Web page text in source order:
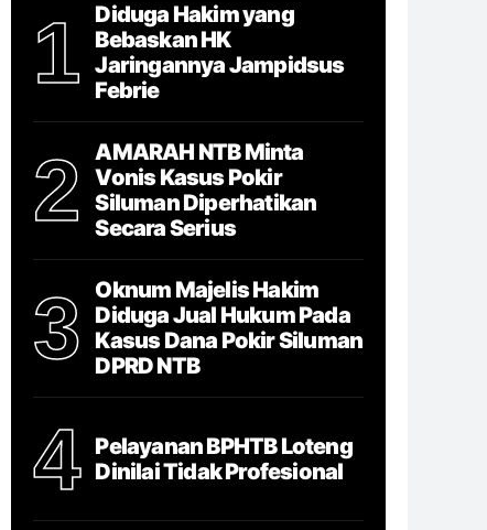
1
Diduga Hakim yang
Bebaskan HK
Jaringannya Jampidsus
Febrie
2
AMARAH NTB Minta
Vonis Kasus Pokir
Siluman Diperhatikan
Secara Serius
3
Oknum Majelis Hakim
Diduga Jual Hukum Pada
Kasus Dana Pokir Siluman
DPRD NTB
4
Pelayanan BPHTB Loteng
Dinilai Tidak Profesional